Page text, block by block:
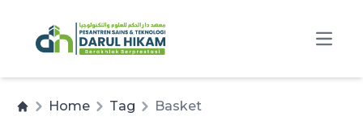
Open
Home Tag Basket